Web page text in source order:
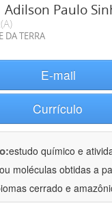
Adilson Paulo
DA TERRA
E-mail
Currículo
estudo químico e
moléculas obtidas a
cerrado e